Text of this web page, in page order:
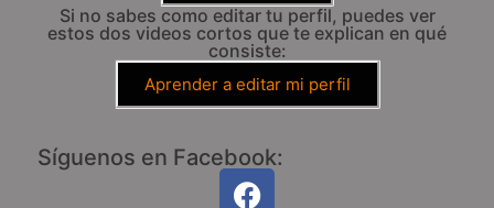
Si no sabes como editar tu perfil, puedes ver
estos dos videos cortos que te explican en qué
consiste:
Aprender a editar mi perfil
Síguenos en Facebook: